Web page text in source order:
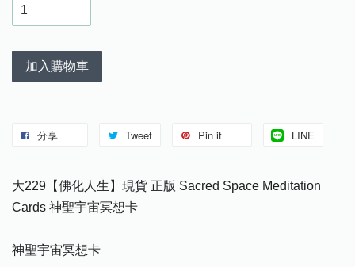
加入購物車
分享 Tweet Pin it LINE
大229【佛化人生】現貨 正版 Sacred Space Meditation
Cards 神聖宇宙冥想卡
神聖宇宙冥想卡